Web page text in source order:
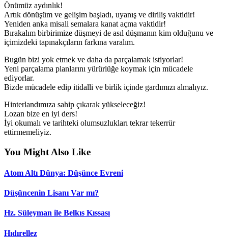
Önümüz aydınlık!
Artık dönüşüm ve gelişim başladı, uyanış ve diriliş vaktidir!
Yeniden anka misali semalara kanat açma vaktidir!
Bırakalım birbirimize düşmeyi de asıl düşmanın kim olduğunu ve
içimizdeki tapınakçıların farkına varalım.
Bugün bizi yok etmek ve daha da parçalamak istiyorlar!
Yeni parçalama planlarını yürürlüğe koymak için mücadele
ediyorlar.
Bizde mücadele edip itidalli ve birlik içinde gardımızı almalıyız.
Hinterlandımıza sahip çıkarak yükseleceğiz!
Lozan bize en iyi ders!
İyi okumalı ve tarihteki olumsuzlukları tekrar tekerrür
ettirmemeliyiz.
You Might Also Like
Atom Altı Dünya: Düşünce Evreni
Düşüncenin Lisanı Var mı?
Hz. Süleyman ile Belkıs Kıssası
Hıdırellez